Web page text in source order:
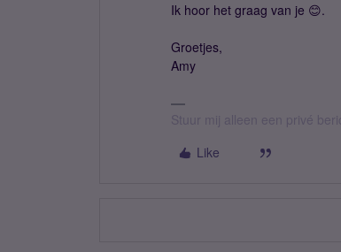
Ik hoor het graag van je 😊.
Groetjes,
Amy
Stuur mij alleen een privé
Like